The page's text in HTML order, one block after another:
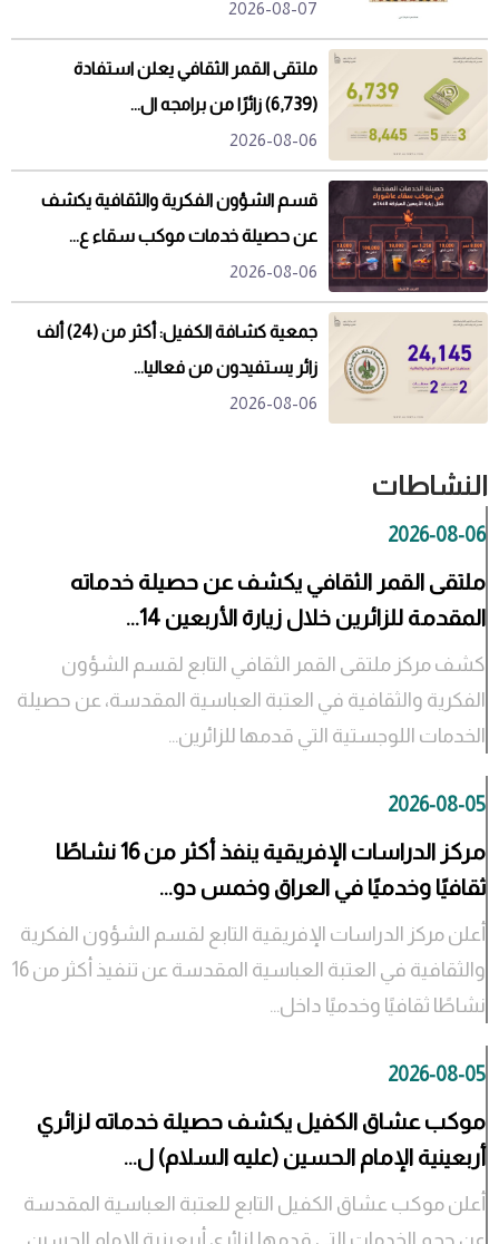
2026-08-07
ملتقى القمر الثقافي يعلن استفادة
(6,739) زائرًا من برامجه ال...
2026-08-06
قسم الشؤون الفكرية والثقافية يكشف
عن حصيلة خدمات موكب سقاء ع...
2026-08-06
جمعية كشافة الكفيل: أكثر من (24) ألف
زائر يستفيدون من فعاليا...
2026-08-06
النشاطات
2026-08-06
ملتقى القمر الثقافي يكشف عن حصيلة خدماته
المقدمة للزائرين خلال زيارة الأربعين 14...
كشف مركز ملتقى القمر الثقافي التابع لقسم الشؤون
الفكرية والثقافية في العتبة العباسية المقدسة، عن حصيلة
الخدمات اللوجستية التي قدمها للزائرين...
2026-08-05
مركز الدراسات الإفريقية ينفذ أكثر من 16 نشاطًا
ثقافيًا وخدميًا في العراق وخمس دو...
أعلن مركز الدراسات الإفريقية التابع لقسم الشؤون الفكرية
والثقافية في العتبة العباسية المقدسة عن تنفيذ أكثر من 16
نشاطًا ثقافيًا وخدميًا داخل...
2026-08-05
موكب عشاق الكفيل يكشف حصيلة خدماته لزائري
أربعينية الإمام الحسين (عليه السلام) ل...
أعلن موكب عشاق الكفيل التابع للعتبة العباسية المقدسة
عن حجم الخدمات التي قدمها لزائري أربعينية الإمام الحسين